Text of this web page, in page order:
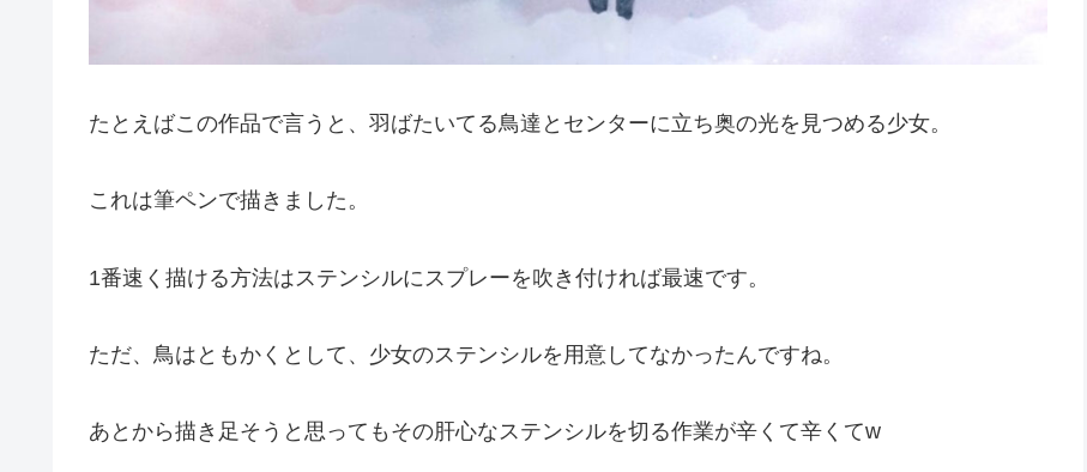
たとえばこの作品で言うと、羽ばたいてる鳥達とセンターに立ち奥の光を見つめる少女。
これは筆ペンで描きました。
1番速く描ける方法はステンシルにスプレーを吹き付ければ最速です。
ただ、鳥はともかくとして、少女のステンシルを用意してなかったんですね。
あとから描き足そうと思ってもその肝心なステンシルを切る作業が辛くて辛くてw